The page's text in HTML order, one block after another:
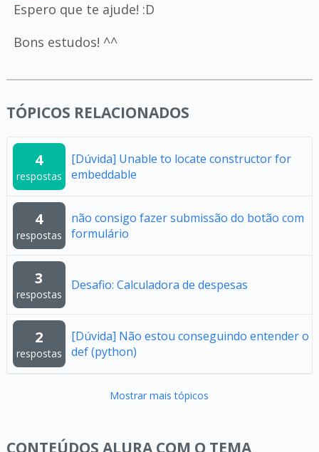
Espero que te ajude! :D
Bons estudos! ^^
TÓPICOS RELACIONADOS
4
respostas
[Dúvida] Unable to locate constructor for
embeddable
4
respostas
não consigo fazer submissão do botão com
formulário
3
respostas
Desafio: Calculadora de despesas
2
respostas
[Dúvida] Não estou conseguindo entender o
def (python)
Mostrar mais tópicos
CONTEÚDOS ALURA COM O TEMA